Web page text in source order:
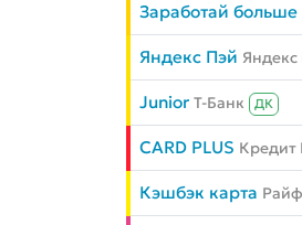
Заработай больше
Яндекс Пэй Яндекс
Junior Т-Банк ДК
CARD PLUS Кредит
Кэшбэк карта